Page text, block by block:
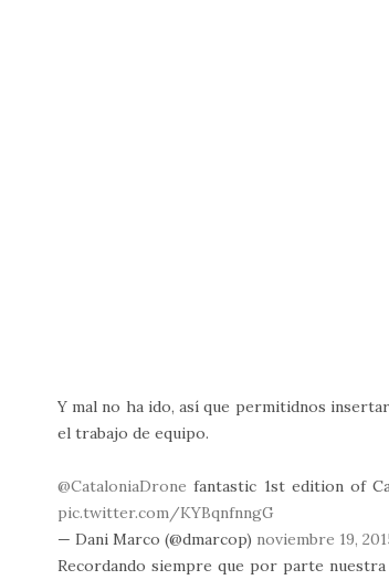
Y mal no ha ido, así que permitidnos
el trabajo de equipo.
@CataloniaDrone fantastic 1st edition of
pic.twitter.com/KYBqnfnngG
— Dani Marco (@dmarcop) noviembre 19,
Recordando siempre que por parte